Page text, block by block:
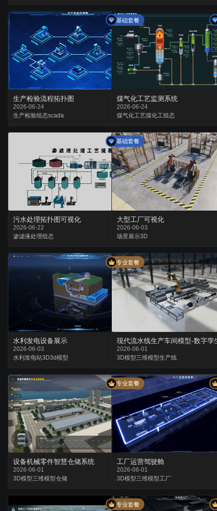
基础套餐
生产检验流程拓扑图
2026-06-24
生产检验组态scada
煤气化工艺监测系统
2026-06-24
煤气化工艺煤化工组态
基础套餐
污水处理拓扑图可视化
2026-06-22
渗滤液处理组态
大型工厂可视化
2026-06-03
场景展示3D
专业套餐
水利发电设备展示
2026-06-03
水利发电站3D3d模型
现代流水线生产车间模型-数字孪
2026-06-01
3D模型三维模型生产线
专业套餐
设备机械零件智慧仓储系统
2026-06-01
3D模型三维模型仓储
工厂运营驾驶舱
2026-06-01
3D模型三维模型工厂
专业套餐